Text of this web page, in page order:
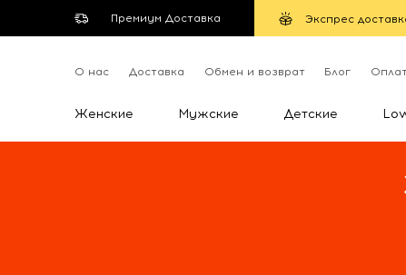
Премиум Доставка Экспрес
О нас Доставка Обмен и возврат Блог
Женские Мужские Детские